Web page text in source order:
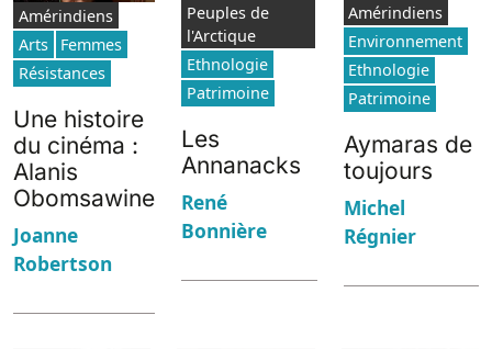
Amérindiens
Arts
Femmes
Résistances
Une histoire
du cinéma :
Alanis
Obomsawine
Joanne
Robertson
Peuples de
l'Arctique
Ethnologie
Patrimoine
Les
Annanacks
René
Bonnière
Amérindiens
Environnement
Ethnologie
Patrimoine
Aymaras de
toujours
Michel
Régnier